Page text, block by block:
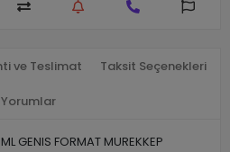
ve Teslimat Taksit Seçenekleri
Yorumlar
GENIS FORMAT MUREKKEP